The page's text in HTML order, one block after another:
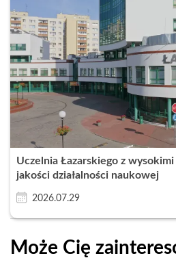
Uczelnia Łazarskiego z
jakości działalności naukowej
2026.07.29
Może Cię